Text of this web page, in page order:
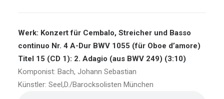
Werk: Konzert für Cembalo, Streicher und Basso
continuo Nr. 4 A-Dur BWV 1055 (für Oboe d’amore)
Titel 15 (CD 1): 2. Adagio (aus BWV 249) (3:10)
Komponist: Bach, Johann Sebastian
Künstler: Seel,D./Barocksolisten München